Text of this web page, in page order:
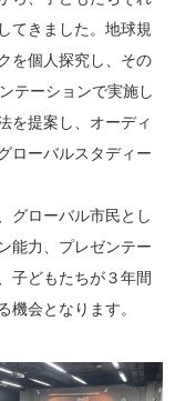
てきました。地球規
を個⼈探究し、その
テーションで実施し
を提案し、オーディ
ローバルスタディー
グローバル市⺠とし
能⼒、プレゼンテー
⼦どもたちが３年間
機会となります。